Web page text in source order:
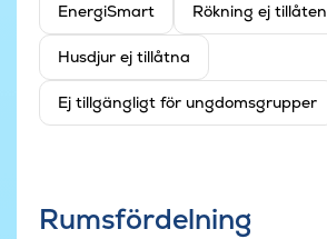
EnergiSmart Rökning ej tillåten
Husdjur ej tillåtna
Ej tillgängligt för ungdomsgrupper
Rumsfördelning